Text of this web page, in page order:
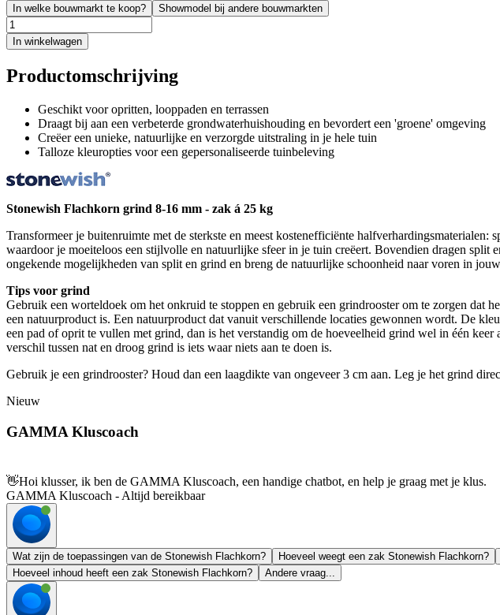
In welke bouwmarkt te koop? Showmodel bij andere bouwmarkten
In winkelwagen
Productomschrijving
Geschikt voor opritten, looppaden en terrassen
Draagt bij aan een verbeterde grondwaterhuishouding en bevordert een 'groene' omgeving
Creëer een unieke, natuurlijke en verzorgde uitstraling in je hele tuin
Talloze kleuropties voor een gepersonaliseerde tuinbeleving
Stonewish Flachkorn grind 8-16 mm - zak á 25 kg
Transformeer je buitenruimte met de sterkste en meest kostenefficiënte
waardoor je moeiteloos een stijlvolle en natuurlijke sfeer in je tuin creëert. Bovendien dragen
ongekende mogelijkheden van split en grind en breng de natuurlijke schoonheid naar voren in
Tips voor grind
Gebruik een worteldoek om het onkruid te stoppen en gebruik een grindrooster om te zorgen
een natuurproduct is. Een natuurproduct dat vanuit verschillende locaties gewonnen wordt. De
een pad of oprit te vullen met grind, dan is het verstandig om de hoeveelheid grind wel in één
verschil tussen nat en droog grind is iets waar niets aan te doen is.
Gebruik je een grindrooster? Houd dan een laagdikte van ongeveer 3 cm aan. Leg je het grind
Nieuw
GAMMA Kluscoach
👋Hoi klusser, ik ben de GAMMA Kluscoach, een handige chatbot, en help je graag met je klus.
GAMMA Kluscoach - Altijd bereikbaar
Wat zijn de toepassingen van de Stonewish Flachkorn? Hoeveel weegt een zak Stonewish Flachkorn?
Hoeveel inhoud heeft een zak Stonewish Flachkorn?
Andere vraag...